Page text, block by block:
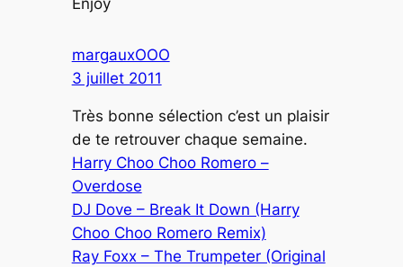
Enjoy
margauxOOO
3 juillet 2011
Très bonne sélection c’est un plaisir
de te retrouver chaque semaine.
Harry Choo Choo Romero –
Overdose
DJ Dove – Break It Down (Harry
Choo Choo Romero Remix)
Ray Foxx – The Trumpeter (Original